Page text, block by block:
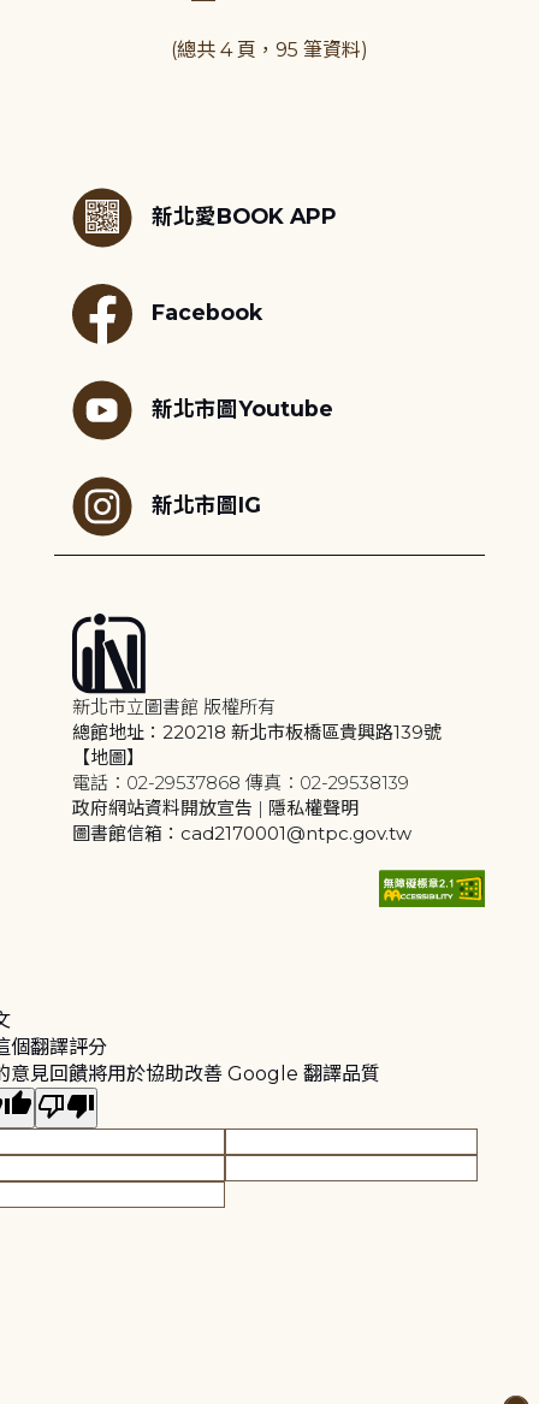
(總共 4 頁，95 筆資料)
新北愛BOOK APP
Facebook
新北市圖Youtube
新北市圖IG
新北市立圖書館 版權所有
總館地址：220218 新北市板橋區貴興路139號
【地圖】
電話：02-29537868 傳真：02-29538139
政府網站資料開放宣告 | 隱私權聲明
圖書館信箱：cad2170001@ntpc.gov.tw
個翻譯評分
意見回饋將用於協助改善 Google 翻譯品質